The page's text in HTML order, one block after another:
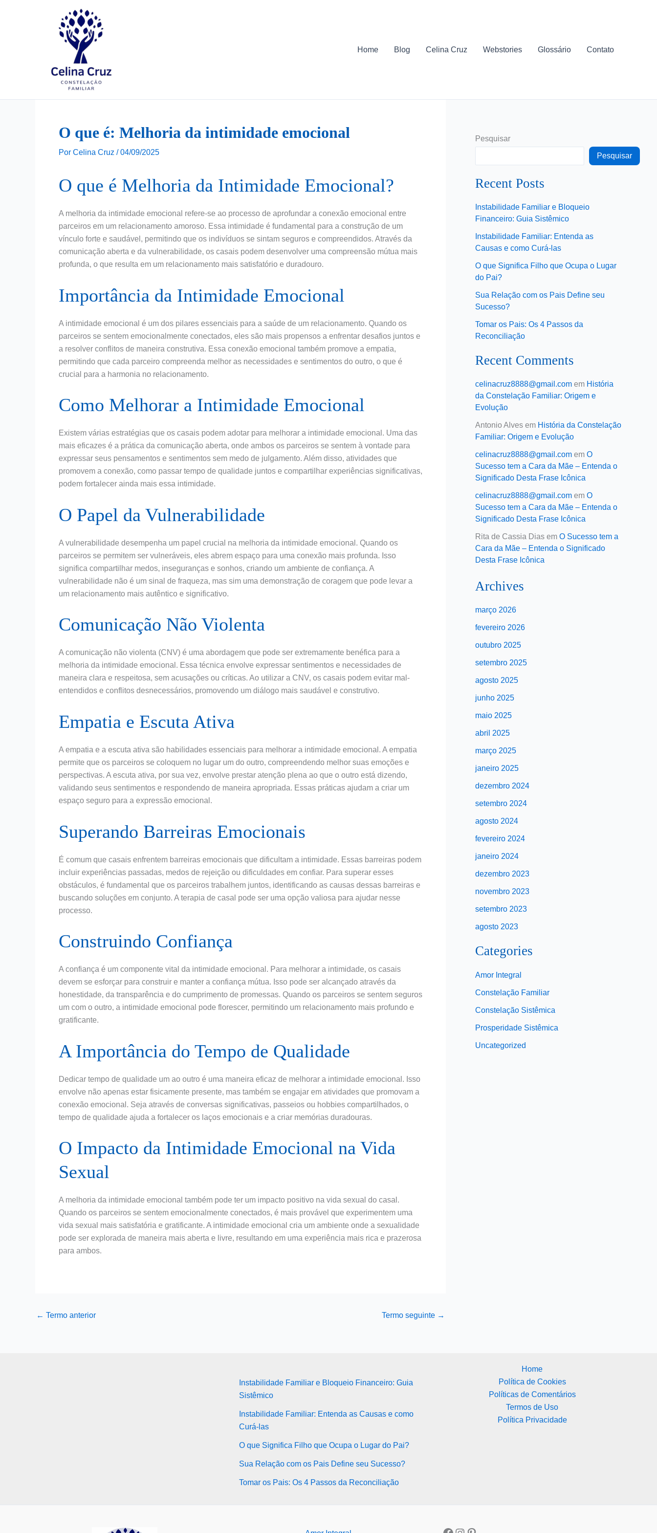
Home Blog Celina Cruz Webstories Glossário Contato
O que é: Melhoria da intimidade emocional
Por Celina Cruz /04/09/2025
O que é Melhoria da Intimidade Emocional?
A melhoria da intimidade emocional refere-se ao processo de aprofundar a conexão emocional entre
parceiros em um relacionamento amoroso. Essa intimidade é fundamental para a construção de um
vínculo forte e saudável, permitindo que os indivíduos se sintam seguros e compreendidos. Através da
comunicação aberta e da vulnerabilidade, os casais podem desenvolver uma compreensão mútua mais
profunda, o que resulta em um relacionamento mais satisfatório e duradouro.
Importância da Intimidade Emocional
A intimidade emocional é um dos pilares essenciais para a saúde de um relacionamento. Quando os
parceiros se sentem emocionalmente conectados, eles são mais propensos a enfrentar desafios juntos e
a resolver conflitos de maneira construtiva. Essa conexão emocional também promove a empatia,
permitindo que cada parceiro compreenda melhor as necessidades e sentimentos do outro, o que é
crucial para a harmonia no relacionamento.
Como Melhorar a Intimidade Emocional
Existem várias estratégias que os casais podem adotar para melhorar a intimidade emocional. Uma das
mais eficazes é a prática da comunicação aberta, onde ambos os parceiros se sentem à vontade para
expressar seus pensamentos e sentimentos sem medo de julgamento. Além disso, atividades que
promovem a conexão, como passar tempo de qualidade juntos e compartilhar experiências significativas,
podem fortalecer ainda mais essa intimidade.
O Papel da Vulnerabilidade
A vulnerabilidade desempenha um papel crucial na melhoria da intimidade emocional. Quando os
parceiros se permitem ser vulneráveis, eles abrem espaço para uma conexão mais profunda. Isso
significa compartilhar medos, inseguranças e sonhos, criando um ambiente de confiança. A
vulnerabilidade não é um sinal de fraqueza, mas sim uma demonstração de coragem que pode levar a
um relacionamento mais autêntico e significativo.
Comunicação Não Violenta
A comunicação não violenta (CNV) é uma abordagem que pode ser extremamente benéfica para a
melhoria da intimidade emocional. Essa técnica envolve expressar sentimentos e necessidades de
maneira clara e respeitosa, sem acusações ou críticas. Ao utilizar a CNV, os casais podem evitar mal-
entendidos e conflitos desnecessários, promovendo um diálogo mais saudável e construtivo.
Empatia e Escuta Ativa
A empatia e a escuta ativa são habilidades essenciais para melhorar a intimidade emocional. A empatia
permite que os parceiros se coloquem no lugar um do outro, compreendendo melhor suas emoções e
perspectivas. A escuta ativa, por sua vez, envolve prestar atenção plena ao que o outro está dizendo,
validando seus sentimentos e respondendo de maneira apropriada. Essas práticas ajudam a criar um
espaço seguro para a expressão emocional.
Superando Barreiras Emocionais
É comum que casais enfrentem barreiras emocionais que dificultam a intimidade. Essas barreiras podem
incluir experiências passadas, medos de rejeição ou dificuldades em confiar. Para superar esses
obstáculos, é fundamental que os parceiros trabalhem juntos, identificando as causas dessas barreiras e
buscando soluções em conjunto. A terapia de casal pode ser uma opção valiosa para ajudar nesse
processo.
Construindo Confiança
A confiança é um componente vital da intimidade emocional. Para melhorar a intimidade, os casais
devem se esforçar para construir e manter a confiança mútua. Isso pode ser alcançado através da
honestidade, da transparência e do cumprimento de promessas. Quando os parceiros se sentem seguros
um com o outro, a intimidade emocional pode florescer, permitindo um relacionamento mais profundo e
gratificante.
A Importância do Tempo de Qualidade
Dedicar tempo de qualidade um ao outro é uma maneira eficaz de melhorar a intimidade emocional. Isso
envolve não apenas estar fisicamente presente, mas também se engajar em atividades que promovam a
conexão emocional. Seja através de conversas significativas, passeios ou hobbies compartilhados, o
tempo de qualidade ajuda a fortalecer os laços emocionais e a criar memórias duradouras.
O Impacto da Intimidade Emocional na Vida
Sexual
A melhoria da intimidade emocional também pode ter um impacto positivo na vida sexual do casal.
Quando os parceiros se sentem emocionalmente conectados, é mais provável que experimentem uma
vida sexual mais satisfatória e gratificante. A intimidade emocional cria um ambiente onde a sexualidade
pode ser explorada de maneira mais aberta e livre, resultando em uma experiência mais rica e prazerosa
para ambos.
← Termo anterior Termo seguinte →
Pesquisar
Pesquisar
Recent Posts
Instabilidade Familiar e Bloqueio
Financeiro: Guia Sistêmico
Instabilidade Familiar: Entenda as
Causas e como Curá-las
O que Significa Filho que Ocupa o Lugar
do Pai?
Sua Relação com os Pais Define seu
Sucesso?
Tomar os Pais: Os 4 Passos da
Reconciliação
Recent Comments
celinacruz8888@gmail.com em História
da Constelação Familiar: Origem e
Evolução
Antonio Alves em História da Constelação
Familiar: Origem e Evolução
celinacruz8888@gmail.com em O
Sucesso tem a Cara da Mãe – Entenda o
Significado Desta Frase Icônica
celinacruz8888@gmail.com em O
Sucesso tem a Cara da Mãe – Entenda o
Significado Desta Frase Icônica
Rita de Cassia Dias em O Sucesso tem a
Cara da Mãe – Entenda o Significado
Desta Frase Icônica
Archives
março 2026
fevereiro 2026
outubro 2025
setembro 2025
agosto 2025
junho 2025
maio 2025
abril 2025
março 2025
janeiro 2025
dezembro 2024
setembro 2024
agosto 2024
fevereiro 2024
janeiro 2024
dezembro 2023
novembro 2023
setembro 2023
agosto 2023
Categories
Amor Integral
Constelação Familiar
Constelação Sistêmica
Prosperidade Sistêmica
Uncategorized
Instabilidade Familiar e Bloqueio Financeiro: Guia
Sistêmico
Instabilidade Familiar: Entenda as Causas e como
Curá-las
O que Significa Filho que Ocupa o Lugar do Pai?
Sua Relação com os Pais Define seu Sucesso?
Tomar os Pais: Os 4 Passos da Reconciliação
Home
Política de Cookies
Políticas de Comentários
Termos de Uso
Política Privacidade